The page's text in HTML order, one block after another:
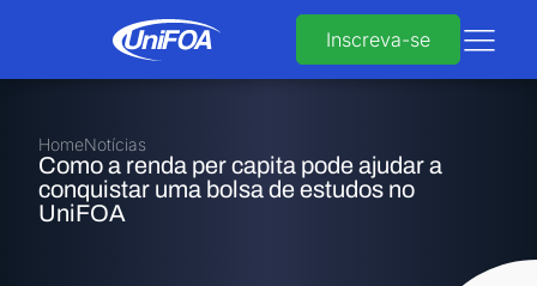
Inscreva-se
HomeNotícias
Como a renda per capita pode ajudar a
conquistar uma bolsa de estudos no
UniFOA